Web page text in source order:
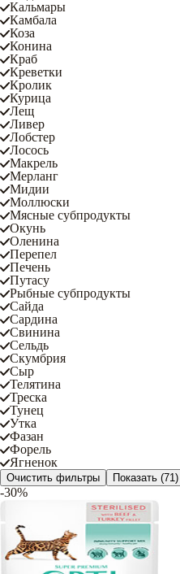
Кальмары
Камбала
Коза
Конина
Краб
Креветки
Кролик
Курица
Лещ
Ливер
Лобстер
Лосось
Макрель
Мерланг
Мидии
Моллюски
Мясные субпродукты
Окунь
Оленина
Перепел
Печень
Путасу
Рыбные субпродукты
Сайда
Сардина
Свинина
Сельдь
Скумбрия
Сыр
Телятина
Треска
Тунец
Утка
Фазан
Форель
Ягненок
Очистить фильтры Показать (71)
-30%